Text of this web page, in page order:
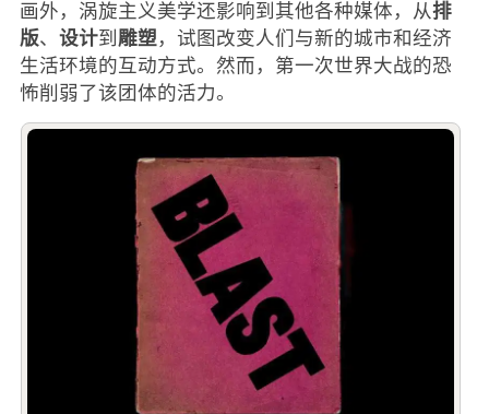
画外，涡旋主义美学还影响到其他各种媒体，从排
版、 设计到雕塑，试图改变人们与新的城市和经济
生活环境的互动方式。然而，第一次世界大战的恐
怖削弱了该团体的活力。